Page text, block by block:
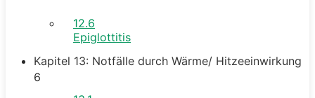
12.6
Epiglottitis
Kapitel 13: Notfälle durch Wärme/ Hitzeeinwirkung
6